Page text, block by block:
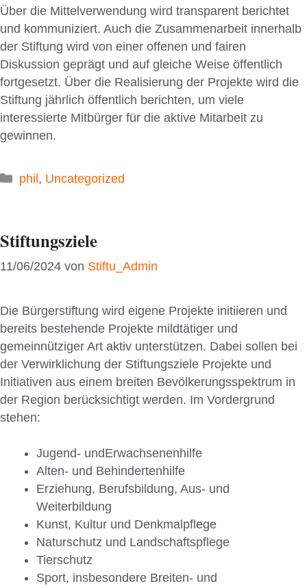
Über die Mittelverwendung wird transparent berichtet
und kommuniziert. Auch die Zusammenarbeit innerhalb
der Stiftung wird von einer offenen und fairen
Diskussion geprägt und auf gleiche Weise öffentlich
fortgesetzt. Über die Realisierung der Projekte wird die
Stiftung jährlich öffentlich berichten, um viele
interessierte Mitbürger für die aktive Mitarbeit zu
gewinnen.
Kategorien
phil, Uncategorized
Stiftungsziele
11/06/2024 von Stiftu_Admin
Die Bürgerstiftung wird eigene Projekte initiieren und
bereits bestehende Projekte mildtätiger und
gemeinnütziger Art aktiv unterstützen. Dabei sollen bei
der Verwirklichung der Stiftungsziele Projekte und
Initiativen aus einem breiten Bevölkerungsspektrum in
der Region berücksichtigt werden. Im Vordergrund
stehen:
Jugend- undErwachsenenhilfe
Alten- und Behindertenhilfe
Erziehung, Berufsbildung, Aus- und
Weiterbildung
Kunst, Kultur und Denkmalpflege
Naturschutz und Landschaftspflege
Tierschutz
Sport, insbesondere Breiten- und